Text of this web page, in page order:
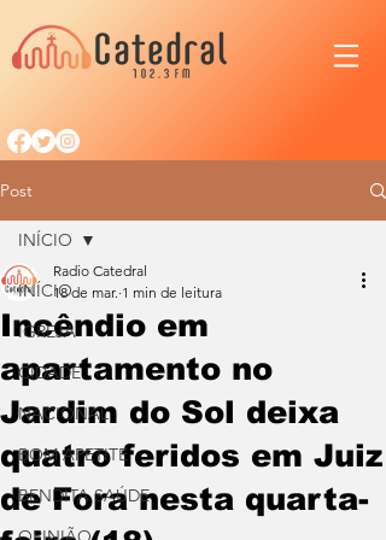
Post
INÍCIO
IGREJA
CIDADE
NACIONAL
BOM APETITE
BENDITA SAÚDE
INÍCIO
Incêndio em
apartamento no
Jardim do Sol deixa
quatro feridos em Juiz
de Fora nesta quarta-
Radio Catedral
18 de mar. 1 min de leitura